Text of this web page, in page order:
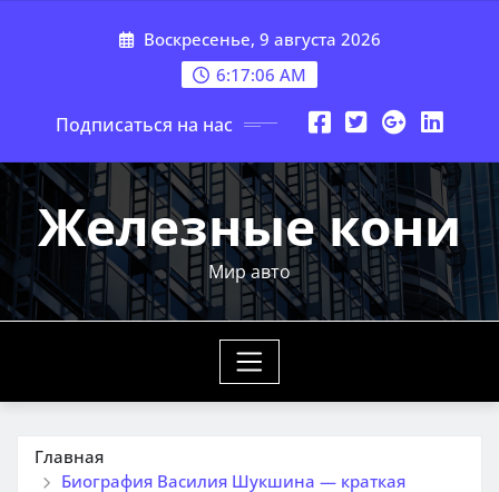
Воскресенье, 9 августа 2026
6:17:07 AM
Подписаться на нас
Железные кони
Мир авто
Главная
Биография Василия Шукшина — краткая